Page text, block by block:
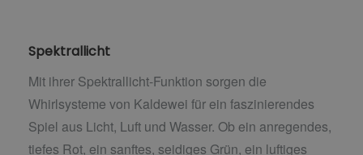
Spektrallicht
Mit ihrer Spektrallicht-Funktion sorgen die
Whirlsysteme von Kaldewei für ein faszinierendes
Spiel aus Licht, Luft und Wasser. Ob ein anregendes,
tiefes Rot, ein sanftes, seidiges Grün, ein luftiges